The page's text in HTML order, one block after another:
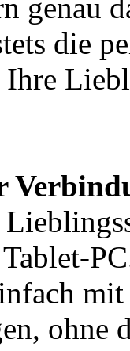
genau
die
Ihre
ohne